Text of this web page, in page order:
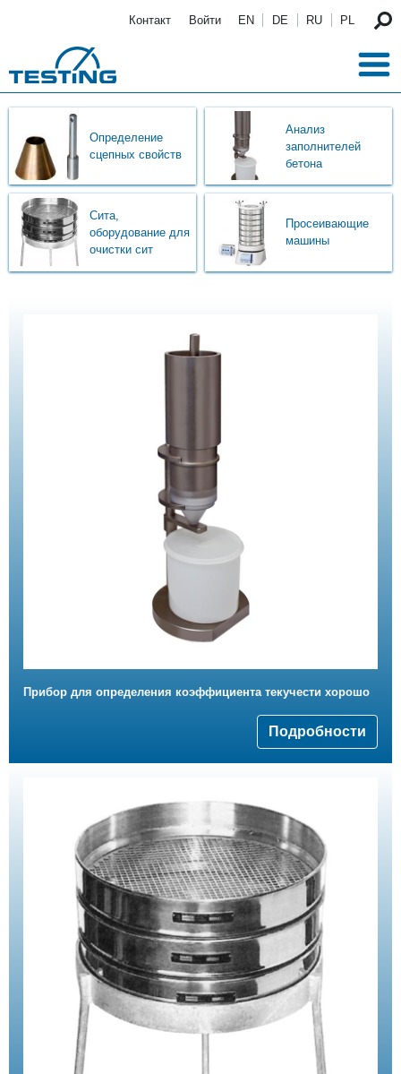
Контакт Войти EN DE RU PL
Определение
сцепных свойств
Анализ
заполнителей
бетона
Сита,
оборудование для
очистки сит
Просеивающие
машины
Прибор для определения коэффициента текучести хорошо
Подробности